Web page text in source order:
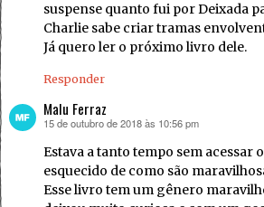
suspense quanto fui por Deixada
Charlie sabe criar tramas
Já quero ler o próximo livro dele.
Responder
Malu Ferraz
disse:
15 de outubro de 2018 às 10:56 pm
Estava a tanto tempo sem acessar
esquecido de como são
Esse livro tem um gênero